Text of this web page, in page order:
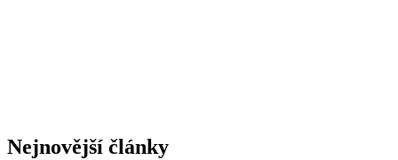
Nejnovější články